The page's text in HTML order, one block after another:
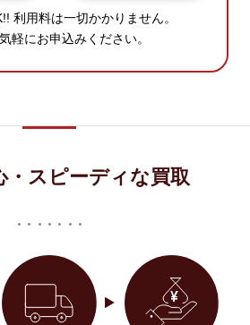
利用料は一切かかりません。
軽にお申込みください。
・スピーディな買取